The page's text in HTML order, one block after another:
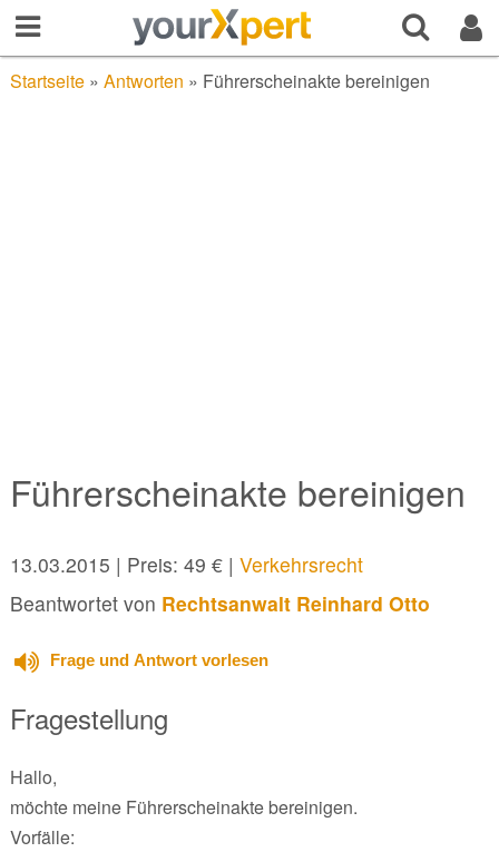
Startseite» Antworten » Führerscheinakte bereinigen
Führerscheinakte bereinigen
13.03.2015 | Preis: 49 € | Verkehrsrecht
Beantwortet von Rechtsanwalt Reinhard Otto
Frage und Antwort vorlesen
Fragestellung
Hallo,
möchte meine Führerscheinakte bereinigen.
Vorfälle: